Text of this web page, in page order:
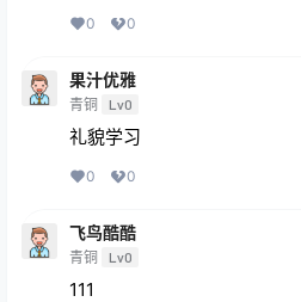
0 0
果汁优雅
青铜 Lv0
礼貌学习
0 0
飞鸟酷酷
青铜 Lv0
111